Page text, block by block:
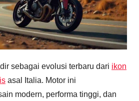
sebagai evolusi terbaru dari ikon
asal Italia. Motor ini
modern, performa tinggi, dan